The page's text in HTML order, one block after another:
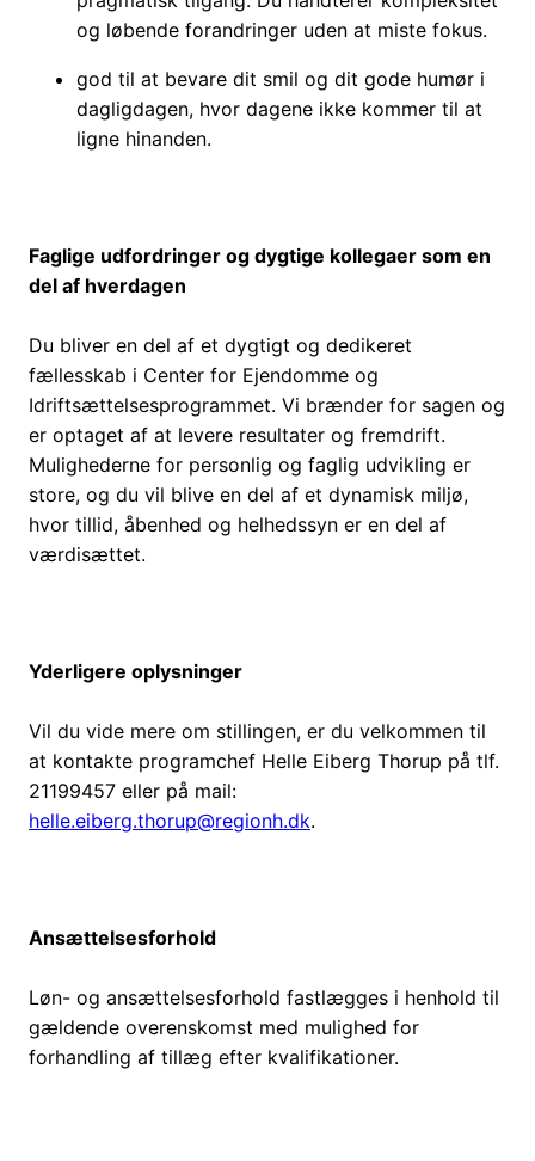
og løbende forandringer uden at miste fokus.
god til at bevare dit smil og dit gode humør i
dagligdagen, hvor dagene ikke kommer til at
ligne hinanden.
Faglige udfordringer og dygtige kollegaer som en
del af hverdagen
Du bliver en del af et dygtigt og dedikeret
fællesskab i Center for Ejendomme og
Idriftsættelsesprogrammet. Vi brænder for sagen og
er optaget af at levere resultater og fremdrift.
Mulighederne for personlig og faglig udvikling er
store, og du vil blive en del af et dynamisk miljø,
hvor tillid, åbenhed og helhedssyn er en del af
værdisættet.
Yderligere oplysninger
Vil du vide mere om stillingen, er du velkommen til
at kontakte programchef Helle Eiberg Thorup på tlf.
21199457 eller på mail:
helle.eiberg.thorup@regionh.dk.
Ansættelsesforhold
Løn- og ansættelsesforhold fastlægges i henhold til
gældende overenskomst med mulighed for
forhandling af tillæg efter kvalifikationer.